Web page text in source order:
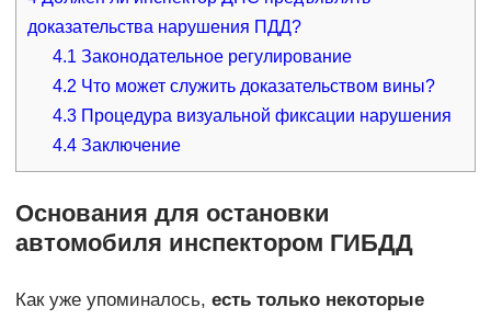
доказательства нарушения ПДД?
4.1 Законодательное регулирование
4.2 Что может служить доказательством вины?
4.3 Процедура визуальной фиксации нарушения
4.4 Заключение
Основания для остановки
автомобиля инспектором ГИБДД
Как уже упоминалось, есть только некоторые